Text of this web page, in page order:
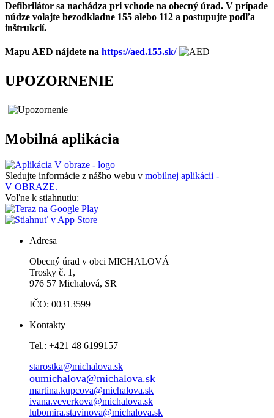
Defibrilátor sa nachádza pri vchode na obecný úrad. V prípade
núdze volajte bezodkladne 155 alebo 112 a postupujte podľa
inštrukcií.
Mapu AED nájdete na https://aed.155.sk/
UPOZORNENIE
Mobilná aplikácia
Sledujte informácie z nášho webu v mobilnej aplikácii -
V OBRAZE.
Voľne k stiahnutiu:
Adresa
Obecný úrad v obci MICHALOVÁ
Trosky č. 1,
976 57 Michalová, SR
IČO: 00313599
Kontakty
Tel.: +421 48 6199157
starostka@michalova.sk
oumichalova@michalova.sk
martina.kupcova@michalova.sk
ivana.veverkova@michalova.sk
lubomira.stavinova@michalova.sk